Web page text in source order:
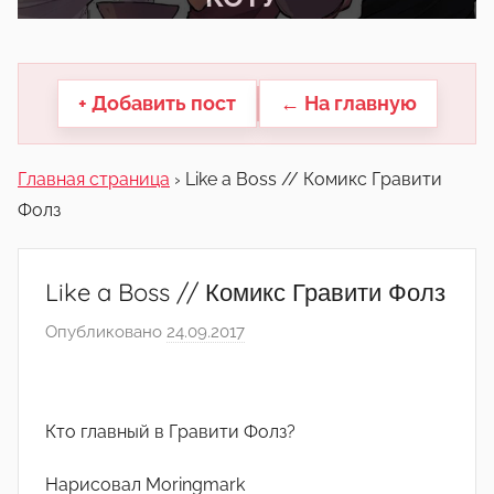
другие.
+ Добавить пост ← На главную
Главная страница › Like a Boss // Комикс Гравити
Фолз
Like a Boss // Комикс Гравити Фолз
Опубликовано 24.09.2017
Кто главный в Гравити Фолз?
Нарисовал Moringmark